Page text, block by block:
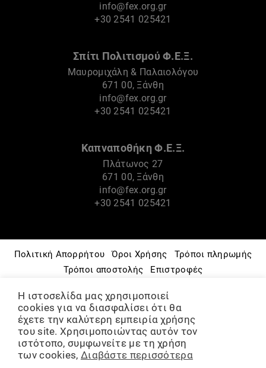
info@fex.org.gr
+30 2541 025421
Σπίτι Πολιτισμού Φ.Ε.Ξ.
Μαυρομιχάλη & Παλαιολόγου
671 00, Ξάνθη
info@fex.org.gr
+30 2541 025421
Καπναποθήκη Φ.Ε.Ξ.
Πλάτωνος 27
671 00, Ξάνθη
info@fex.org.gr
+30 2541 025421
Πολιτική Απορρήτου Όροι Χρήσης
Τρόποι πληρωμής
Τρόποι αποστολής
Επιστροφές
Μουσείο – Ιστορία
Φ.Ε.Ξ.
Πολιτιστικές Δράσεις
Ομάδες & Εργαστήρια
ΨΗΦΙΑΚΟ ΑΡΧΕΙΟ
Διάθεση χώρων
Η ιστοσελίδα μας χρησιμοποιεί
cookies για να διασφαλίσει ότι θα
έχετε την καλύτερη εμπειρία χρήσης
του site. Χρησιμοποιώντας αυτόν τον
ιστότοπο, συμφωνείτε με τη χρήση
των cookies, Διαβάστε περισσότερα